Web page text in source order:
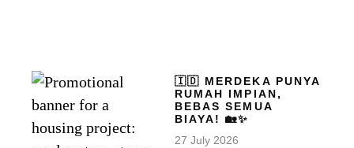
🇮🇩 MERDEKA PUNYA
RUMAH IMPIAN,
BEBAS SEMUA
BIAYA! 🏡✨
27 July 2026